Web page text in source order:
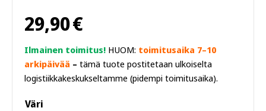
29,90€
Ilmainen toimitus! HUOM: toimitusaika 7–10
arkipäivää – tämä tuote postitetaan ulkoiselta
logistiikkakeskukseltamme (pidempi toimitusaika).
Väri